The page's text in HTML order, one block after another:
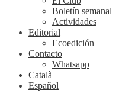
Boletín semanal
Actividades
Editorial
Ecoedición
Contacto
Whatsapp
Català
Español